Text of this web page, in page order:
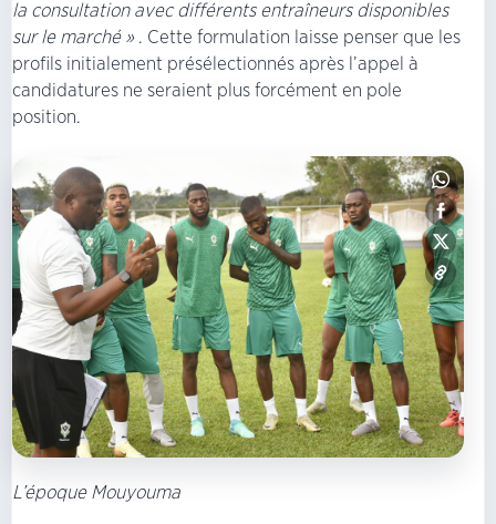
la consultation avec différents entraîneurs disponibles
sur le marché ». Cette formulation laisse penser que les
profils initialement présélectionnés après l’appel à
candidatures ne seraient plus forcément en pole
position.
L’époque Mouyouma